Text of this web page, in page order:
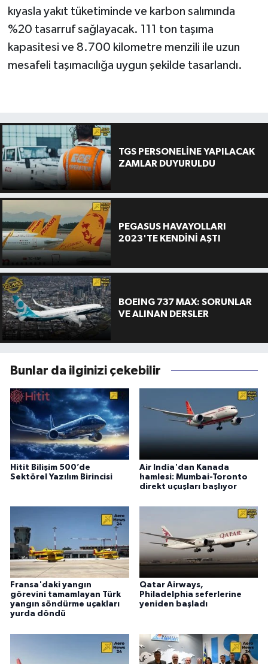
kıyasla yakıt tüketiminde ve karbon salımında
%20 tasarruf sağlayacak. 111 ton taşıma
kapasitesi ve 8.700 kilometre menzili ile uzun
mesafeli taşımacılığa uygun şekilde tasarlandı.
TGS PERSONELİNE YAPILACAK
ZAMLAR DUYURULDU
PEGASUS HAVAYOLLARI
2023'TE KENDİNİ AŞTI
BOEING 737 MAX: SORUNLAR
VE ALINAN DERSLER
Bunlar da ilginizi çekebilir
Hitit Bilişim 500’de
Sektörel Yazılım Birincisi
Air India'dan Kanada
hamlesi: Mumbai-Toronto
direkt uçuşları başlıyor
Fransa'daki yangın
görevini tamamlayan Türk
yangın söndürme uçakları
yurda döndü
Qatar Airways,
Philadelphia seferlerine
yeniden başladı